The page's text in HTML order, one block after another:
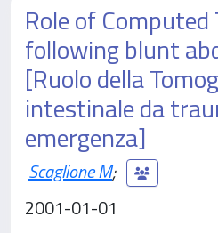
Role of
following blunt
[Ruolo della
intestinale da
emergenza]
Scaglione M;
2001-01-01